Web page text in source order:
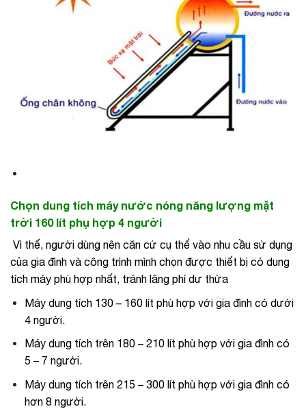
Chọn dung tích máy nước nóng năng lượng mặt
trời 160 lít phụ hợp 4 người
Vì thế, người dùng nên căn cứ cụ thể vào nhu cầu sử dụng
của gia đình và công trình mình chọn được thiết bị có dung
tích máy phù hợp nhất, tránh lãng phí dư thừa
Máy dung tích 130 – 160 lít phù hợp với gia đình có dưới
4 người.
Máy dung tích trên 180 – 210 lít phù hợp với gia đình có
5 – 7 người.
Máy dung tích trên 215 – 300 lít phù hợp với gia đình có
hơn 8 người.